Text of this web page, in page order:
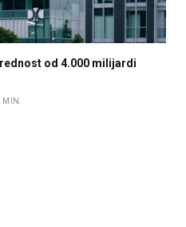
od 4.000 milijardi
MIN.